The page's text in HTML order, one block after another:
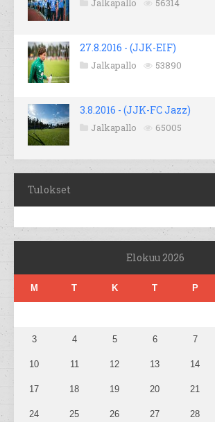
Jalkapallo 56314
27.8.2016 - (JJK-EIF)
Jalkapallo 53890
3.8.2016 - (JJK-FC Jazz)
Jalkapallo 65005
Tulokset
Elokuu 2026
M T K T P
3 4 5 6 7
10 11 12 13 14
17 18 19 20 21
24 25 26 27 28